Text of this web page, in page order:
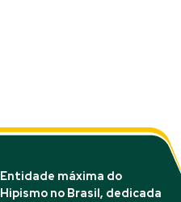
Entidade máxima do
Hipismo no Brasil, dedicada